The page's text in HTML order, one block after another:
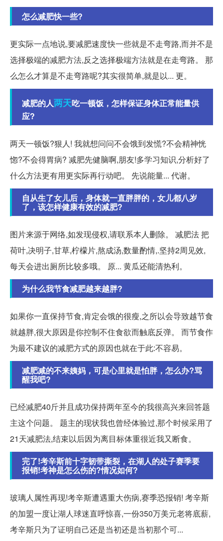
怎么减肥快一些?
更实际一点地说,要减肥速度快一些就是不走弯路,而并不是
选择极端的减肥方法,反之选择极端方法就是在走弯路。 那
么怎么才算是不走弯路呢?其实很简单,就是以... 更。
减肥的人两天吃一顿饭，怎样保证身体正常能量供
应?
两天一顿饭?狠人! 我就想问问不会饿到发慌?不会精神恍
惚?不会得胃病? 减肥先健脑啊,朋友!多学习知识,分析好了
什么方法更有用更实际再行动吧。 先说能量... 代谢。
自从生了女儿后，身体就一直胖胖的，女儿都八岁
了，该怎样健康有效的减肥?
图片来源于网络,如发现侵权,请联系本人删除。 减肥法 把
荷叶,决明子,甘草,柠檬片,熬成汤,数量酌情,.坚持2周见效,
每天会进出厕所比较多哦。 原... 黄瓜还能清热利。
为什么我节食减肥越来越胖?
如果你一直保持节食,肯定会饿的很瘦,之所以会导致越节食
就越胖,很大原因是你控制不住食欲而触底反弹。 而节食作
为最不建议的减肥方式的原因也就在于此:不容易。
减肥减的不来姨妈，可是心里就是怕胖，怎么办?骂
醒我吧?
已经减肥40斤并且成功保持两年至今的我很高兴来回答题
主这个问题。 题主的现状我也曾经体验过,那个时候采用了
21天减肥法,结束以后因为离目标体重很近我又断食。
完了!考辛斯前十字韧带撕裂，在湖人的处子赛季要
报销!考神是怎么伤的?情况如何?
玻璃人属性再现!考辛斯遭遇重大伤病,赛季恐报销! 考辛斯
的加盟一度让湖人球迷直呼惊喜,一份350万美元老将底薪,
考辛斯只为了证明自己还是当初还是当初那个可...